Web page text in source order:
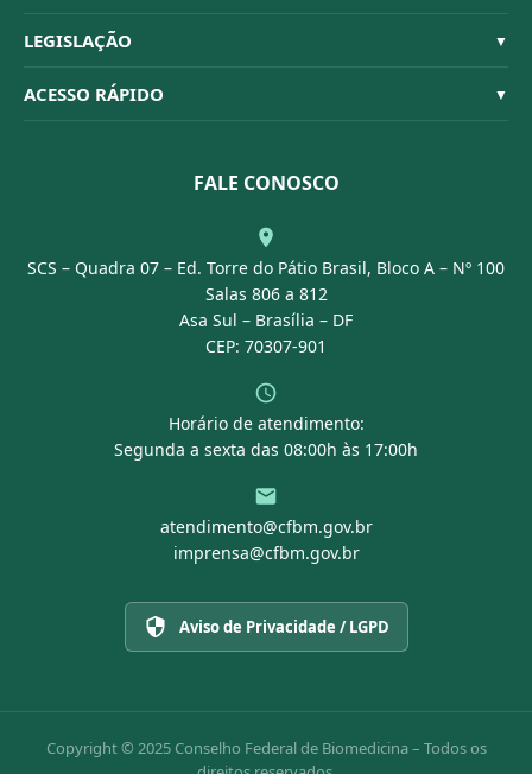
Quem Somos
Organograma
Conselheiros
Habilitações
Código de Ética
Dúvidas Frequentes
LEGISLAÇÃO ▼
Resoluções
ACESSO RÁPIDO ▼
Portal Transparência
FALE CONOSCO
SCS – Quadra 07 – Ed. Torre do Pátio Brasil, Bloco A – Nº 100
Salas 806 a 812
Asa Sul – Brasília – DF
CEP: 70307-901
Horário de atendimento:
Segunda a sexta das 08:00h às 17:00h
atendimento@cfbm.gov.br
imprensa@cfbm.gov.br
Aviso de Privacidade / LGPD
Copyright © 2025 Conselho Federal de Biomedicina – Todos os